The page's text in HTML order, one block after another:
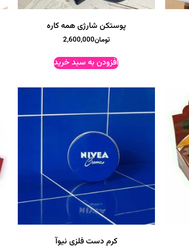
پوستکن شارژی همه کاره
تومان2,600,000
افزودن به سبد خرید
کرم دست فلزی نیوآ